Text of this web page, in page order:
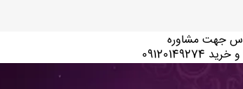
جهت مشاوره